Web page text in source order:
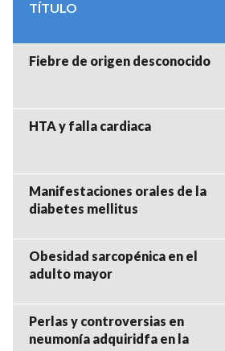
TÍTULO
Fiebre de origen desconocido
HTA y falla cardiaca
Manifestaciones orales de la
diabetes mellitus
Obesidad sarcopénica en el
adulto mayor
Perlas y controversias en
neumonía adquiridfa en la